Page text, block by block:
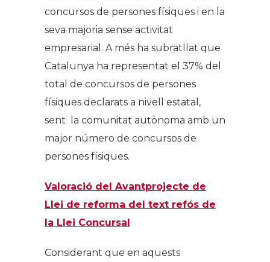
concursos de persones físiques i en la
seva majoria sense activitat
empresarial. A més ha subratllat que
Catalunya ha representat el 37% del
total de concursos de persones
físiques declarats a nivell estatal,
sent la comunitat autònoma amb un
major número de concursos de
persones físiques.
Valoració del Avantprojecte de
Llei de reforma del text refós de
la Llei Concursal
Considerant que en aquests